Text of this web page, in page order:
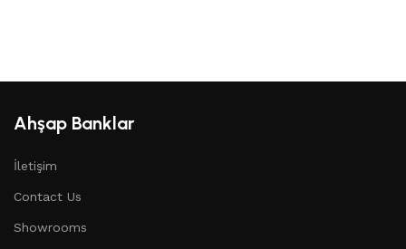
Ahşap Banklar
İletişim
Contact Us
Showrooms